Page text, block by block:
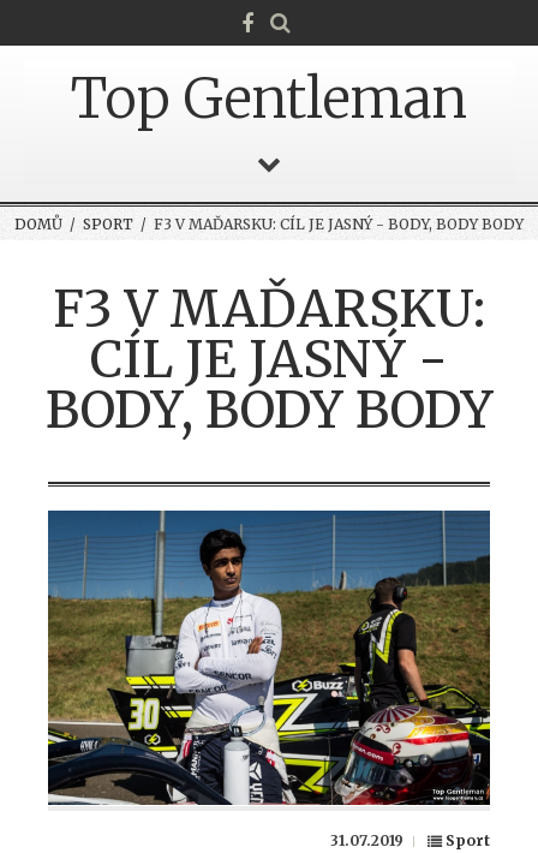
Top Gentleman
DOMŮ / SPORT / F3 V MAĎARSKU: CÍL JE JASNÝ - BODY, BODY BODY
F3 V MAĎARSKU:
CÍL JE JASNÝ -
BODY, BODY BODY
31.07.2019 Sport